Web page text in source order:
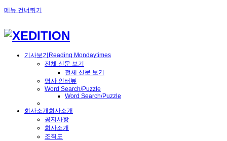
메뉴 건너뛰기
기사보기 Reading Mondaytimes
전체 신문 보기
전체 신문 보기
명사 인터뷰
Word Search/Puzzle
Word Search/Puzzle
회사소개 회사소개
공지사항
회사소개
조직도